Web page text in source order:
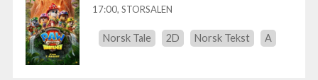
17:00, STORSALEN
Norsk Tale 2D Norsk Tekst A